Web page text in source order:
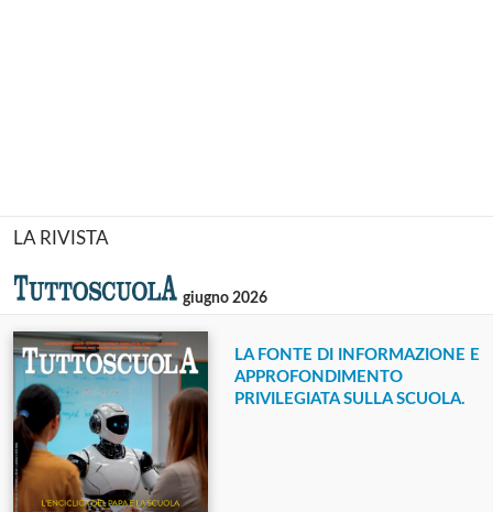
LA RIVISTA
giugno 2026
LA FONTE DI INFORMAZIONE E
APPROFONDIMENTO
PRIVILEGIATA SULLA SCUOLA.